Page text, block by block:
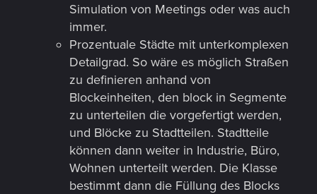
Simulation von Meetings oder was auch
immer.
Prozentuale Städte mit unterkomplexen
Detailgrad. So wäre es möglich Straßen
zu definieren anhand von
Blockeinheiten, den block in Segmente
zu unterteilen die vorgefertigt werden,
und Blöcke zu Stadtteilen. Stadtteile
können dann weiter in Industrie, Büro,
Wohnen unterteilt werden. Die Klasse
bestimmt dann die Füllung des Blocks